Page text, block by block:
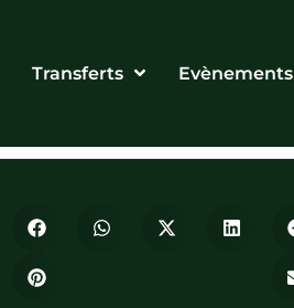
Transferts Evènements